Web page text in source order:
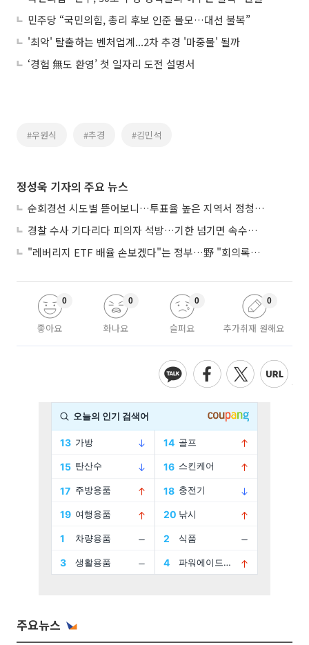
민주당 “국민의힘, 총리 후보 인준 볼모…대선 불복”
'최악' 탈출하는 벤처업계...2차 추경 '마중물' 될까
‘경험 無도 환영’ 첫 일자리 도전 설명서
#우원식 #추경 #김민석
정성욱 기자의 주요 뉴스
순회경선 시도별 뜯어보니…투표율 높은 지역서 정청래 강세
경찰 수사 기다리다 피의자 석방…기한 넘기면 속수무책
"레버리지 ETF 배율 손보겠다"는 정부…野 "회의록부터 내놔야"
좋아요
0
화나요
0
슬퍼요
0
추가취재 원해요
0
주요뉴스